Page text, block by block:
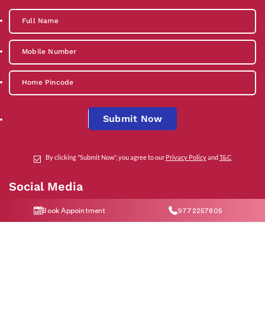
Book Appointment 9772257805
Submit Now
By clicking "Submit Now", you agree to our Privacy PolicyandT&C
Social Media